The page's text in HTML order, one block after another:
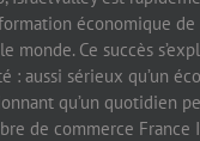
économique de
monde. Ce succès
: aussi sérieux qu’un
qu’un quotidien
de commerce France